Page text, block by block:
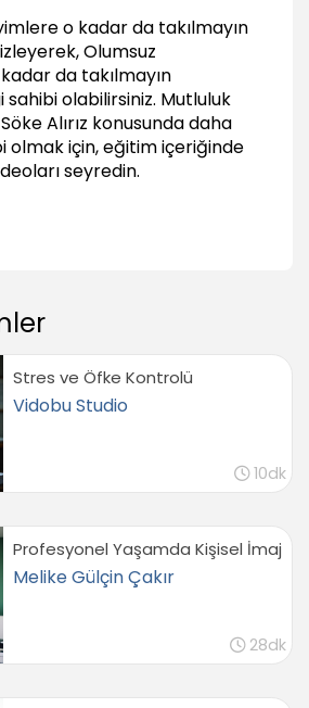
o kadar da takılmayın
Olumsuz
da takılmayın
sahibi olabilirsiniz. Mutluluk
Alırız konusunda daha
olmak için, eğitim içeriğinde
seyredin.
Stres ve Öfke Kontrolü
Vidobu Studio
10dk
Profesyonel Yaşamda Kişisel İmaj
Melike Gülçin Çakır
28dk